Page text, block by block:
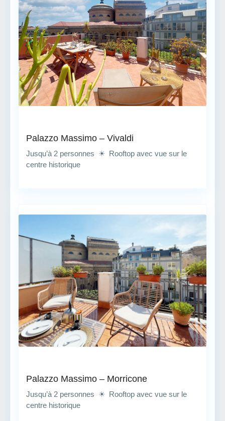
Palazzo Massimo – Vivaldi
Jusqu’à 2 personnes ☀ Rooftop avec vue sur le
centre historique
Palazzo Massimo – Morricone
Jusqu’à 2 personnes ☀ Rooftop avec vue sur le
centre historique